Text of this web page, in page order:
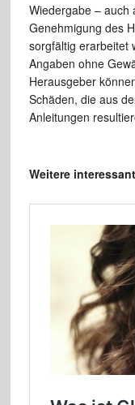
Wiedergabe – auch
Genehmigung des
sorgfältig erarbeitet
Angaben ohne
Herausgeber
Schäden, die aus
Anleitungen
Weitere